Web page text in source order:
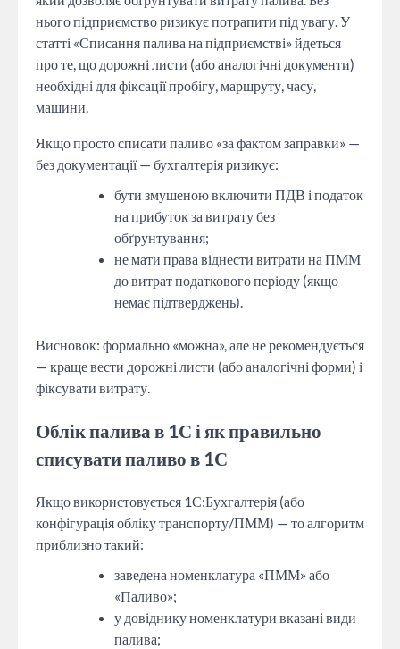
нього підприємство ризикує потрапити під увагу. У
статті «Списання палива на підприємстві» йдеться
про те, що дорожні листи (або аналогічні документи)
необхідні для фіксації пробігу, маршруту, часу,
машини.
Якщо просто списати паливо «за фактом заправки» —
без документації — бухгалтерія ризикує:
бути змушеною включити ПДВ і податок
на прибуток за витрату без
обґрунтування;
не мати права віднести витрати на ПММ
до витрат податкового періоду (якщо
немає підтверджень).
Висновок: формально «можна», але не рекомендується
— краще вести дорожні листи (або аналогічні форми) і
фіксувати витрату.
Облік палива в 1С і як правильно
списувати паливо в 1С
Якщо використовується 1С:Бухгалтерія (або
конфігурація обліку транспорту/ПММ) — то алгоритм
приблизно такий:
заведена номенклатура «ПММ» або
«Паливо»;
у довіднику номенклатури вказані види
палива;